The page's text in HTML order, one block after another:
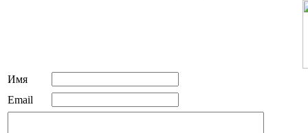
Имя
Email